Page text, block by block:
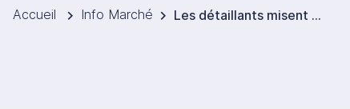
Accueil Info Marché Les détaillants misent les résultats de cette année sur la saison de Noël